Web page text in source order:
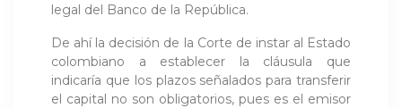
legal del Banco de la República.
De ahí la decisión de la Corte de instar al Estado
colombiano a establecer la cláusula que
indicaría que los plazos señalados para transferir
el capital no son obligatorios, pues es el emisor